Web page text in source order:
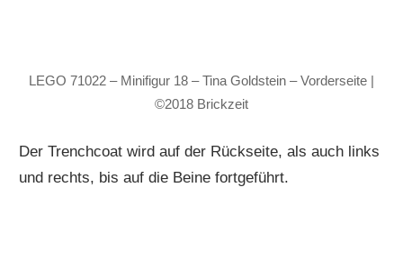
LEGO 71022 – Minifigur 18 – Tina Goldstein – Vorderseite |
©2018 Brickzeit
Der Trenchcoat wird auf der Rückseite, als auch links
und rechts, bis auf die Beine fortgeführt.